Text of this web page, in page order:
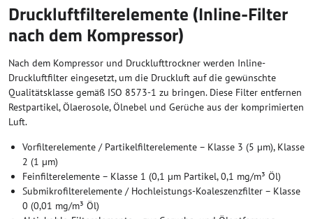
Druckluftfilterelemente (Inline-Filter
nach dem Kompressor)
Nach dem Kompressor und Drucklufttrockner werden Inline-
Druckluftfilter eingesetzt, um die Druckluft auf die gewünschte
Qualitätsklasse gemäß ISO 8573-1 zu bringen. Diese Filter entfernen
Restpartikel, Ölaerosole, Ölnebel und Gerüche aus der komprimierten
Luft.
Vorfilterelemente / Partikelfilterelemente – Klasse 3 (5 µm), Klasse
2 (1 µm)
Feinfilterelemente – Klasse 1 (0,1 µm Partikel, 0,1 mg/m³ Öl)
Submikrofilterelemente / Hochleistungs-Koaleszenzfilter – Klasse
0 (0,01 mg/m³ Öl)